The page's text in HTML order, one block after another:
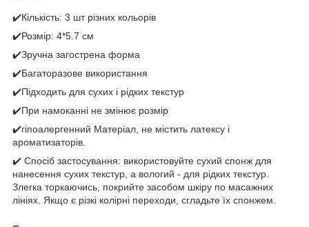
✔️Кількість: 3 шт різних кольорів
✔️Розмір: 4*5.7 см
✔️Зручна загострена форма
✔️Багаторазове використання
✔️Підходить для сухих і рідких текстур
✔️При намоканні не змінює розмір
✔️гіпоалергенний Матеріал, не містить латексу і
ароматизаторів.
✔️ Спосіб застосування: використовуйте сухий спонж для
нанесення сухих текстур, а вологий - для рідких текстур.
Злегка торкаючись, покрийте засобом шкіру по масажних
лініях. Якщо є різкі колірні переходи, сгладьте їх спонжем.